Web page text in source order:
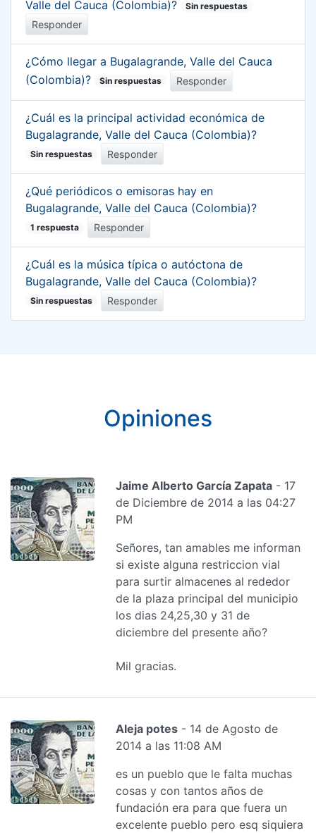
Valle del Cauca (Colombia)? Sin respuestas
Responder
¿Cómo llegar a Bugalagrande, Valle del Cauca
(Colombia)?
Sin respuestas Responder
¿Cuál es la principal actividad económica de
Bugalagrande, Valle del Cauca (Colombia)?
Sin respuestas Responder
¿Qué periódicos o emisoras hay en
Bugalagrande, Valle del Cauca (Colombia)?
1 respuesta Responder
¿Cuál es la música típica o autóctona de
Bugalagrande, Valle del Cauca (Colombia)?
Sin respuestas Responder
Opiniones
Jaime Alberto García Zapata - 17
de Diciembre de 2014 a las 04:27
PM
Señores, tan amables me informan
si existe alguna restriccion vial
para surtir almacenes al rededor
de la plaza principal del municipio
los dias 24,25,30 y 31 de
diciembre del presente año?
Mil gracias.
Aleja potes - 14 de Agosto de
2014 a las 11:08 AM
es un pueblo que le falta muchas
cosas y con tantos años de
fundación era para que fuera un
excelente pueblo pero esq siquiera